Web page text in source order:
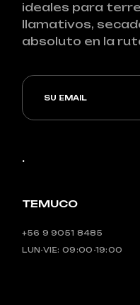
ideales para
llamativos,
absoluto en la
.
TEMUCO
+56 9 9051 8485
LUN-VIE: 09:00-19:00